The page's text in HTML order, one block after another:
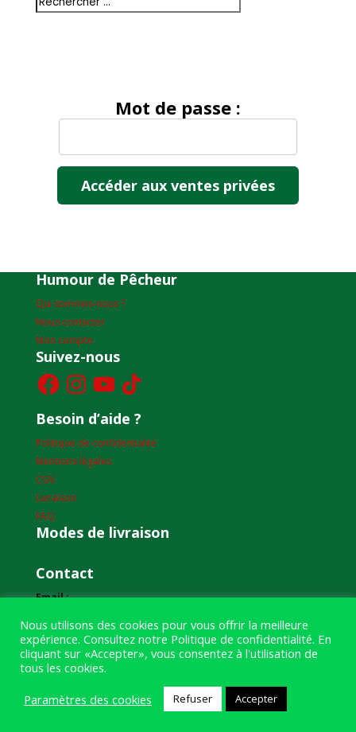
Mot de passe :
Humour de Pêcheur
Qui sommes-nous ?
Nous contacter
Mon compte
Suivez-nous
FacebookInstagramYouTubeTikTok
Besoin d’aide ?
Politique de confidentialité
Mentions légales
CGV
Livraison
FAQ
Modes de livraison
Contact
Email :
Adresse :
1bis boulevard Louis Renault
Téléphone :
Nous utilisons des cookies pour vous offrir la meilleure
expérience. Consultez notre Politique de confidentialité. En
cliquant sur «Accepter», vous consentez à l'utilisation de
tous les cookies.
Paramètres des cookies
Refuser Accepter